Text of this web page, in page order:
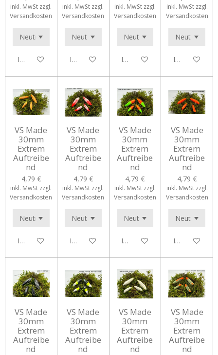
inkl. MwSt zzgl.
Versandkosten
In den Warenkorb
inkl. MwSt zzgl.
Versandkosten
In den Warenkorb
inkl. MwSt zzgl.
Versandkosten
In den Warenkorb
inkl. MwSt zzgl.
Versandkosten
In den
VS Made
30mm
Extrem
Auftreibe
nd
4,79 €
inkl. MwSt zzgl.
Versandkosten
In den Warenkorb
VS Made
30mm
Extrem
Auftreibe
nd
4,79 €
inkl. MwSt zzgl.
Versandkosten
In den Warenkorb
VS Made
30mm
Extrem
Auftreibe
nd
4,79 €
inkl. MwSt zzgl.
Versandkosten
In den Warenkorb
VS Made
30mm
Extrem
Auftreibe
nd
4,79 €
inkl. MwSt zzgl.
Versandkosten
In den
VS Made
30mm
Extrem
Auftreibe
nd
VS Made
30mm
Extrem
Auftreibe
nd
VS Made
30mm
Extrem
Auftreibe
nd
VS Made
30mm
Extrem
Auftreibe
nd